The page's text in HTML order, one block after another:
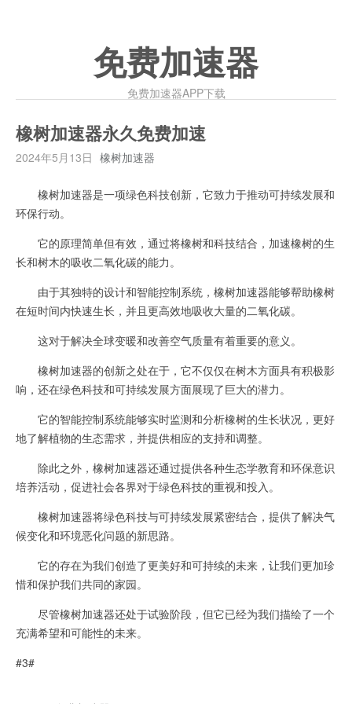
免费加速器
免费加速器APP下载
橡树加速器永久免费加速
2024年5月13日 橡树加速器
橡树加速器是一项绿色科技创新，它致力于推动可持续发展和
环保行动。
它的原理简单但有效，通过将橡树和科技结合，加速橡树的生
长和树木的吸收二氧化碳的能力。
由于其独特的设计和智能控制系统，橡树加速器能够帮助橡树
在短时间内快速生长，并且更高效地吸收大量的二氧化碳。
这对于解决全球变暖和改善空气质量有着重要的意义。
橡树加速器的创新之处在于，它不仅仅在树木方面具有积极影
响，还在绿色科技和可持续发展方面展现了巨大的潜力。
它的智能控制系统能够实时监测和分析橡树的生长状况，更好
地了解植物的生态需求，并提供相应的支持和调整。
除此之外，橡树加速器还通过提供各种生态学教育和环保意识
培养活动，促进社会各界对于绿色科技的重视和投入。
橡树加速器将绿色科技与可持续发展紧密结合，提供了解决气
候变化和环境恶化问题的新思路。
它的存在为我们创造了更美好和可持续的未来，让我们更加珍
惜和保护我们共同的家园。
尽管橡树加速器还处于试验阶段，但它已经为我们描绘了一个
充满希望和可能性的未来。
#3#